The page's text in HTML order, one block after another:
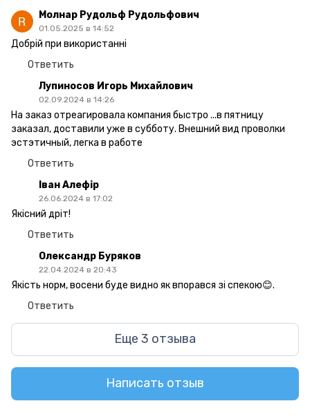
Молнар Рудольф Рудольфович
01.05.2025 в 14:52
Добрій при використанні
Ответить
Лупиносов Игорь Михайлович
02.09.2024 в 14:26
На заказ отреагировала компания быстро ...в пятницу
заказал, доставили уже в субботу. Внешний вид проволки
эстэтичный, легка в работе
Ответить
Іван Алефір
26.06.2024 в 17:02
Якісний дріт!
Ответить
Олександр Буряков
22.04.2024 в 20:43
Якість норм, восени буде видно як впорався зі спекою😊.
Ответить
Еще 3 отзыва
Написать отзыв